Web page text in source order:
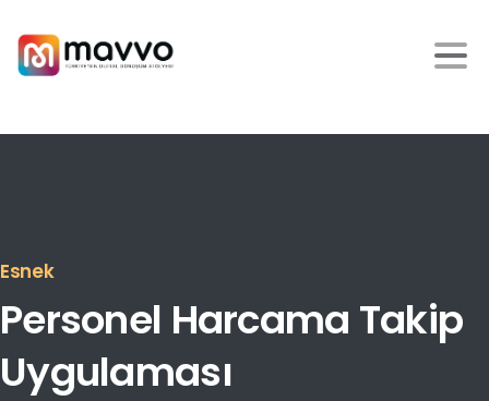
Esnek
Personel Harcama Takip
Uygulaması